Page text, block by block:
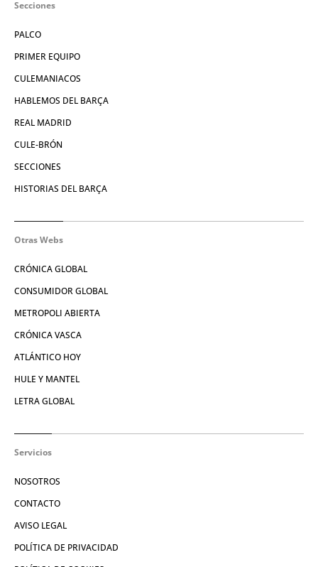
Secciones
PALCO
PRIMER EQUIPO
CULEMANIACOS
HABLEMOS DEL BARÇA
REAL MADRID
CULE-BRÓN
SECCIONES
HISTORIAS DEL BARÇA
Otras Webs
CRÓNICA GLOBAL
CONSUMIDOR GLOBAL
METROPOLI ABIERTA
CRÓNICA VASCA
ATLÁNTICO HOY
HULE Y MANTEL
LETRA GLOBAL
Servicios
NOSOTROS
CONTACTO
AVISO LEGAL
POLÍTICA DE PRIVACIDAD